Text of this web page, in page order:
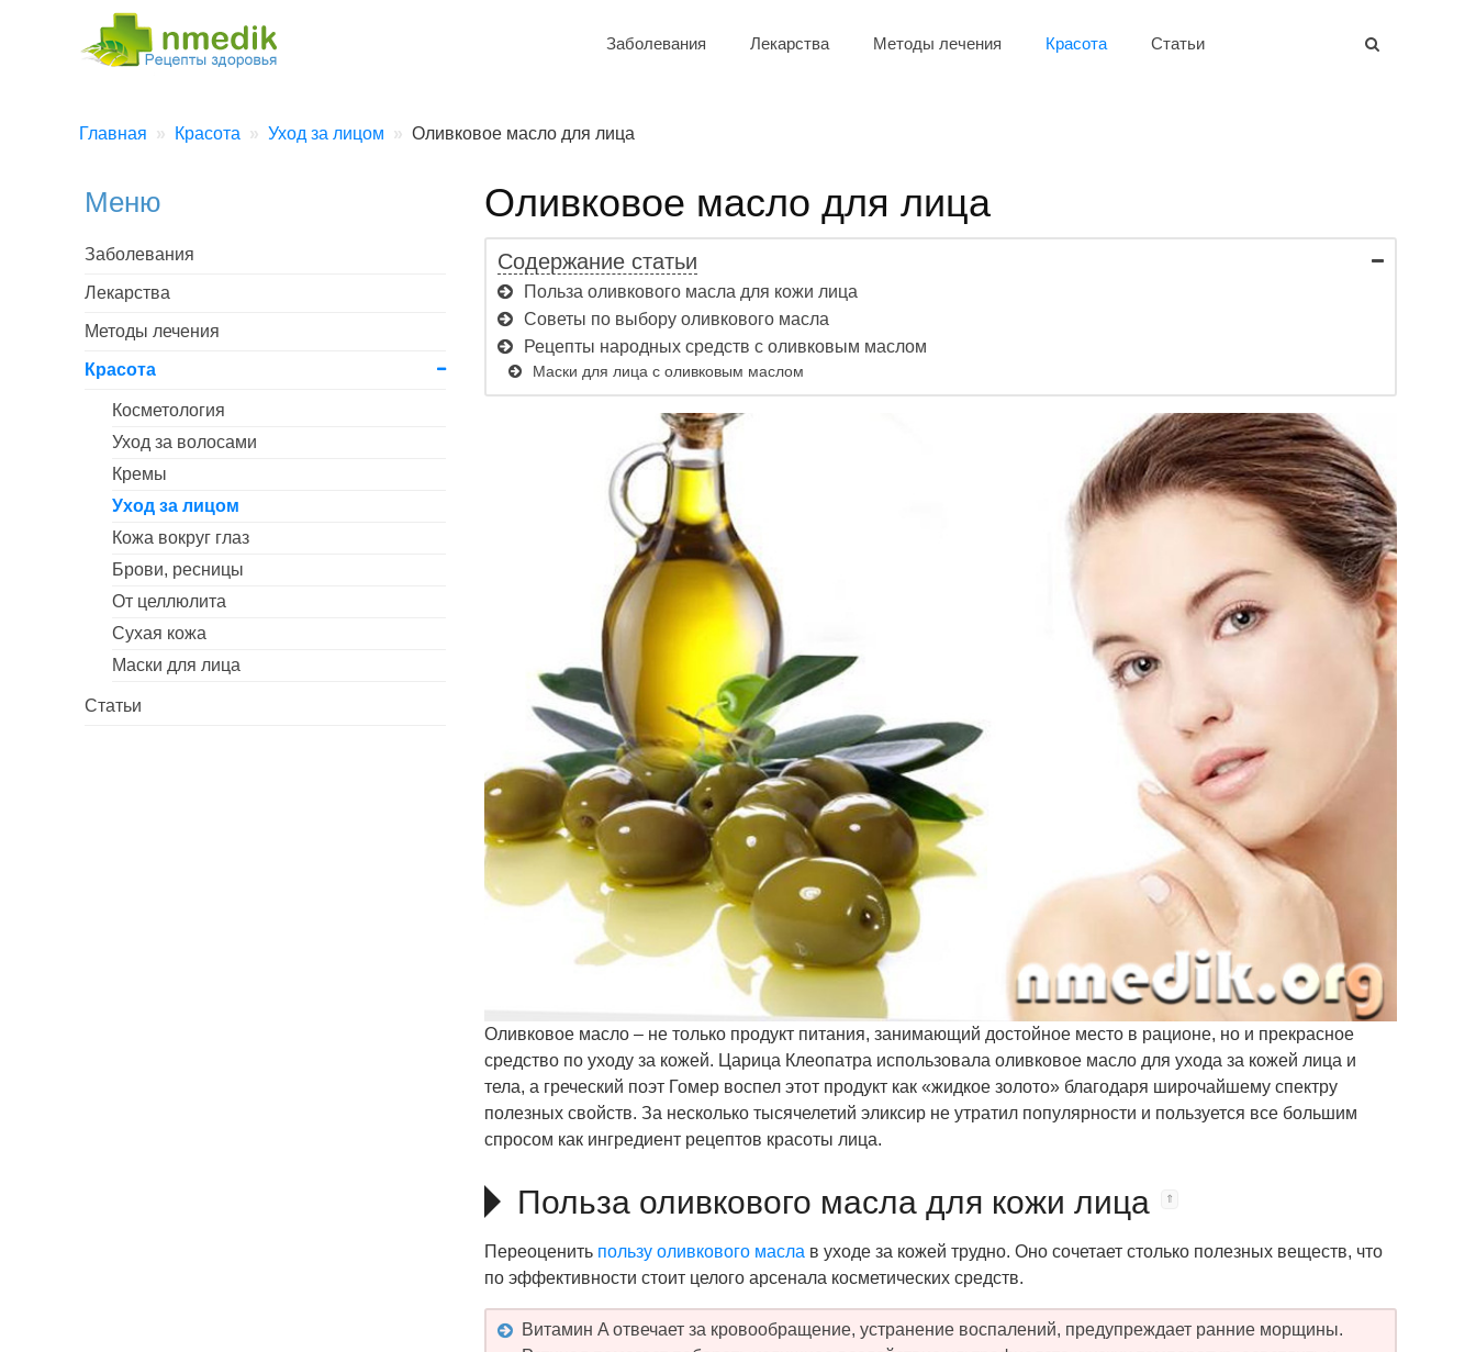
Заболевания Лекарства Методы лечения Красота Статьи
Главная Красота Уход за лицом Оливковое масло для лица
Оливковое масло для лица
Содержание статьи
Польза оливкового масла для кожи лица
Советы по выбору оливкового масла
Рецепты народных средств с оливковым маслом
Маски для лица с оливковым маслом
Оливковое масло – не только продукт питания, занимающий достойное место в рационе, но и прекрасное
средство по уходу за кожей. Царица Клеопатра использовала оливковое масло для ухода за кожей лица и
тела, а греческий поэт Гомер воспел этот продукт как «жидкое золото» благодаря широчайшему спектру
полезных свойств. За несколько тысячелетий эликсир не утратил популярности и пользуется все большим
спросом как ингредиент рецептов красоты лица.
Польза оливкового масла для кожи лица
Переоценить пользу оливкового масла в уходе за кожей трудно. Оно сочетает столько полезных веществ, что
по эффективности стоит целого арсенала косметических средств.
Витамин A отвечает за кровообращение, устранение воспалений, предупреждает ранние морщины.
Меню
Заболевания
Лекарства
Методы лечения
Красота
Косметология
Уход за волосами
Кремы
Уход за лицом
Кожа вокруг глаз
Брови, ресницы
От целлюлита
Сухая кожа
Маски для лица
Статьи